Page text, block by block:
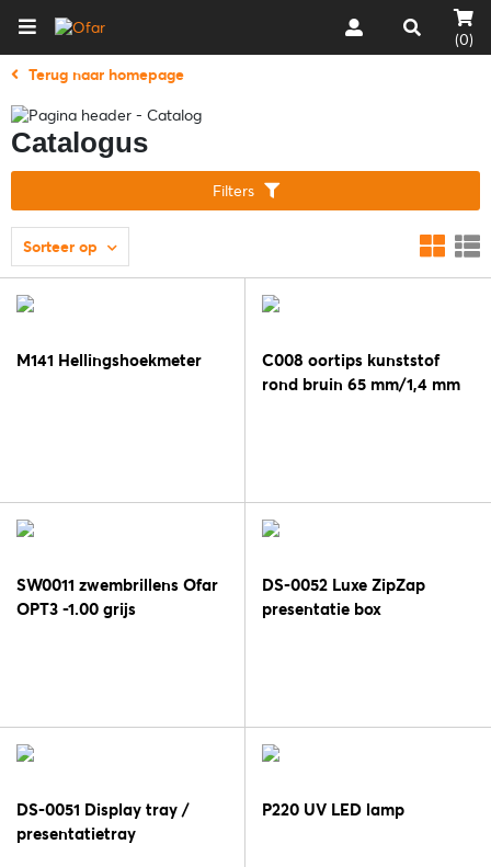
(0)
Terug naar homepage
Catalogus
Filters
Sorteer op
M141 Hellingshoekmeter
C008 oortips kunststof
rond bruin 65 mm/1,4 mm
SW0011 zwembrillens Ofar
OPT3 -1.00 grijs
DS-0052 Luxe ZipZap
presentatie box
DS-0051 Display tray /
presentatietray
P220 UV LED lamp